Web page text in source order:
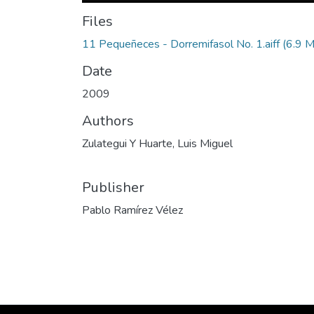
Files
11 Pequeñeces - Dorremifasol No. 1.aiff(6.9
Date
2009
Authors
Zulategui Y Huarte, Luis Miguel
Publisher
Pablo Ramírez Vélez